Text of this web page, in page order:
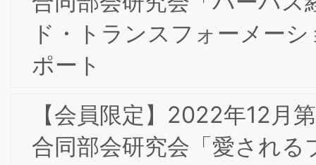
【会員限定】2021年5月 第2回東京・大
阪合同専門部会委員会「コミュニケーシ
ョン課題を解決しエンゲージメントを高
めることの重要性」株式会社アスマーク
髙田和也 氏
【会員限定】2021年4月 第1回東京大阪
合同専門部会研究会 「DX化におけるオ